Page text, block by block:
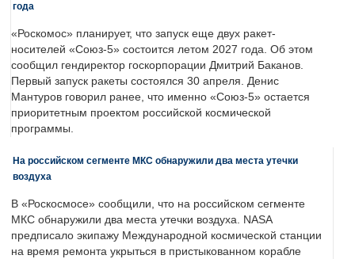
года
«Роскомос» планирует, что запуск еще двух ракет-
носителей «Союз-5» состоится летом 2027 года. Об этом
сообщил гендиректор госкорпорации Дмитрий Баканов.
Первый запуск ракеты состоялся 30 апреля. Денис
Мантуров говорил ранее, что именно «Союз-5» остается
приоритетным проектом российской космической
программы.
На российском сегменте МКС обнаружили два места утечки
воздуха
В «Роскосмосе» сообщили, что на российском сегменте
МКС обнаружили два места утечки воздуха. NASA
предписало экипажу Международной космической станции
на время ремонта укрыться в пристыкованном корабле